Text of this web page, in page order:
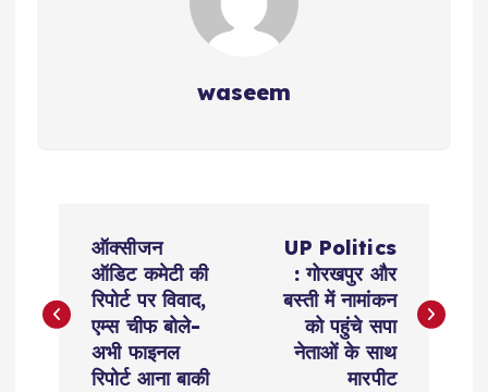
waseem
s
ऑक्सीजन
ऑडिट कमेटी की
रिपोर्ट पर विवाद,
एम्स चीफ बोले-
अभी फाइनल
रिपोर्ट आना बाकी
UP Politics
: गोरखपुर और
बस्ती में नामांकन
को पहुंचे सपा
नेताओं के साथ
मारपीट